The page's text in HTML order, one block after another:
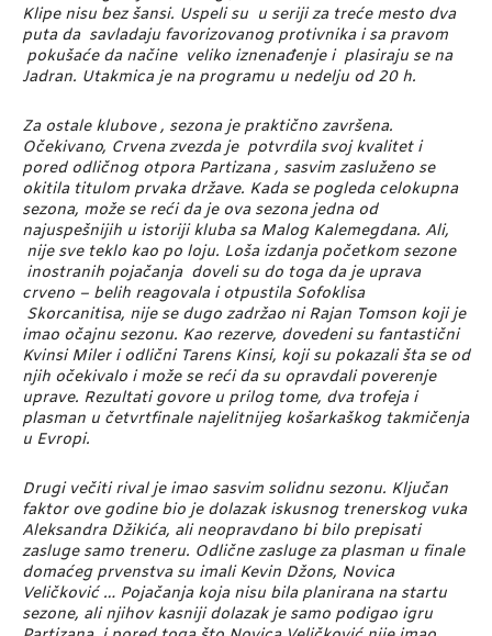
Klipe nisu bez šansi. Uspeli su u seriji za treće mesto dva
puta da savladaju favorizovanog protivnika i sa pravom
pokušaće da načine veliko iznenađenje i plasiraju se na
Jadran. Utakmica je na programu u nedelju od 20 h.
Za ostale klubove , sezona je praktično završena.
Očekivano, Crvena zvezda je potvrdila svoj kvalitet i
pored odličnog otpora Partizana , sasvim zasluženo se
okitila titulom prvaka države. Kada se pogleda celokupna
sezona, može se reći da je ova sezona jedna od
najuspešnijih u istoriji kluba sa Malog Kalemegdana. Ali,
nije sve teklo kao po loju. Loša izdanja početkom sezone
inostranih pojačanja doveli su do toga da je uprava
crveno – belih reagovala i otpustila Sofoklisa
Skorcanitisa, nije se dugo zadržao ni Rajan Tomson koji je
imao očajnu sezonu. Kao rezerve, dovedeni su fantastični
Kvinsi Miler i odlični Tarens Kinsi, koji su pokazali šta se od
njih očekivalo i može se reći da su opravdali poverenje
uprave. Rezultati govore u prilog tome, dva trofeja i
plasman u četvrtfinale najelitnijeg košarkaškog takmičenja
u Evropi.
Drugi večiti rival je imao sasvim solidnu sezonu. Ključan
faktor ove godine bio je dolazak iskusnog trenerskog vuka
Aleksandra Džikića, ali neopravdano bi bilo prepisati
zasluge samo treneru. Odlične zasluge za plasman u finale
domaćeg prvenstva su imali Kevin Džons, Novica
Veličković … Pojačanja koja nisu bila planirana na startu
sezone, ali njihov kasniji dolazak je samo podigao igru